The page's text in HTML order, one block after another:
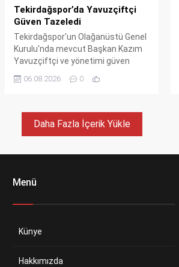
Tekirdağspor’da Yavuzçiftçi
Güven Tazeledi
Tekirdağspor'un Olağanüstü Genel
Kurulu'nda mevcut Başkan Kazım
Yavuzçiftçi ve yönetimi güven
tazeledi. Alınan karar, kulüp için yeni
bir dönemin kapısını araladı.
06.08.2026 0
Daha Fazla İçerik Yükle
Menü
Künye
Hakkımızda